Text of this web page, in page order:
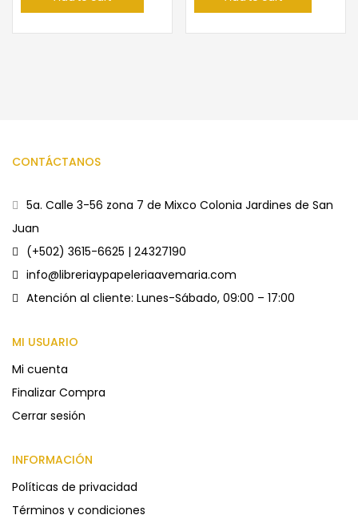
CONTÁCTANOS
5a. Calle 3-56 zona 7 de Mixco Colonia Jardines de San
Juan
(+502) 3615-6625 | 24327190
info@libreriaypapeleriaavemaria.com
Atención al cliente: Lunes-Sábado, 09:00 – 17:00
MI USUARIO
Mi cuenta
Finalizar Compra
Cerrar sesión
INFORMACIÓN
Políticas de privacidad
Términos y condiciones